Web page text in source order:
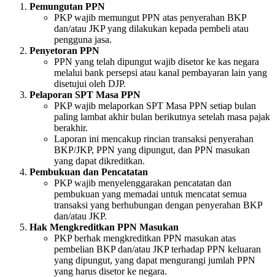
Pemungutan PPN
PKP wajib memungut PPN atas penyerahan BKP
dan/atau JKP yang dilakukan kepada pembeli atau
pengguna jasa.
Penyetoran PPN
PPN yang telah dipungut wajib disetor ke kas negara
melalui bank persepsi atau kanal pembayaran lain yang
disetujui oleh DJP.
Pelaporan SPT Masa PPN
PKP wajib melaporkan SPT Masa PPN setiap bulan
paling lambat akhir bulan berikutnya setelah masa pajak
berakhir.
Laporan ini mencakup rincian transaksi penyerahan
BKP/JKP, PPN yang dipungut, dan PPN masukan
yang dapat dikreditkan.
Pembukuan dan Pencatatan
PKP wajib menyelenggarakan pencatatan dan
pembukuan yang memadai untuk mencatat semua
transaksi yang berhubungan dengan penyerahan BKP
dan/atau JKP.
Hak Mengkreditkan PPN Masukan
PKP berhak mengkreditkan PPN masukan atas
pembelian BKP dan/atau JKP terhadap PPN keluaran
yang dipungut, yang dapat mengurangi jumlah PPN
yang harus disetor ke negara.